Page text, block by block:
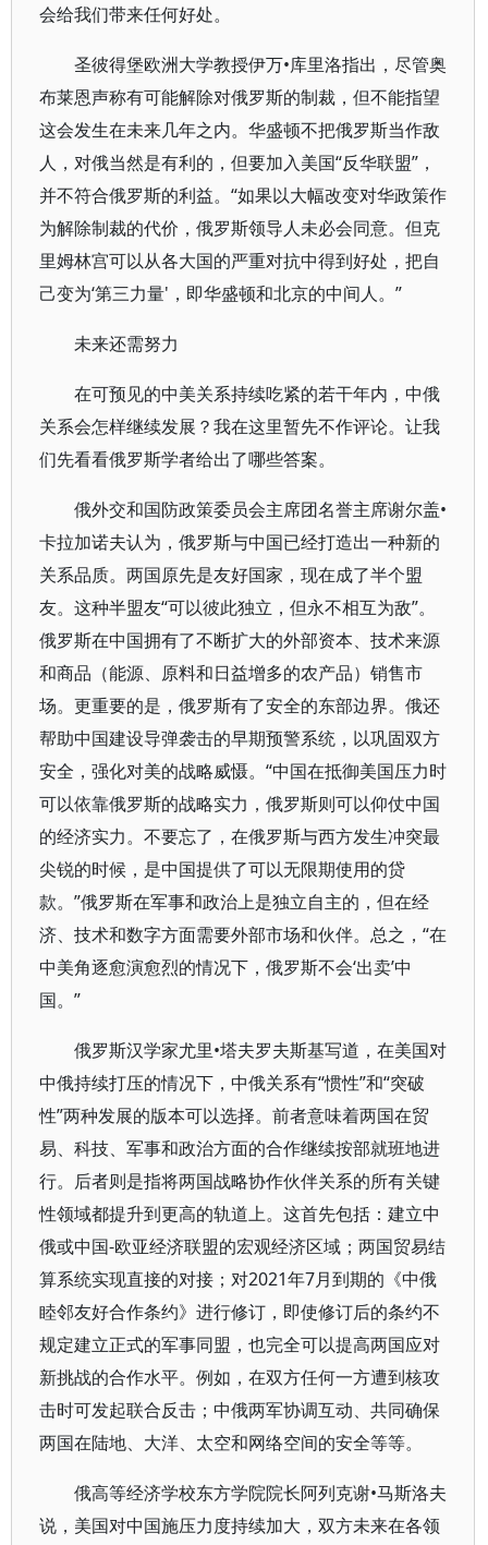
会给我们带来任何好处。
圣彼得堡欧洲大学教授伊万•库里洛指出，尽管奥
布莱恩声称有可能解除对俄罗斯的制裁，但不能指望
这会发生在未来几年之内。华盛顿不把俄罗斯当作敌
人，对俄当然是有利的，但要加入美国“反华联盟”，
并不符合俄罗斯的利益。“如果以大幅改变对华政策作
为解除制裁的代价，俄罗斯领导人未必会同意。但克
里姆林宫可以从各大国的严重对抗中得到好处，把自
己变为‘第三力量'，即华盛顿和北京的中间人。”
未来还需努力
在可预见的中美关系持续吃紧的若干年内，中俄
关系会怎样继续发展？我在这里暂先不作评论。让我
们先看看俄罗斯学者给出了哪些答案。
俄外交和国防政策委员会主席团名誉主席谢尔盖•
卡拉加诺夫认为，俄罗斯与中国已经打造出一种新的
关系品质。两国原先是友好国家，现在成了半个盟
友。这种半盟友“可以彼此独立，但永不相互为敌”。
俄罗斯在中国拥有了不断扩大的外部资本、技术来源
和商品（能源、原料和日益增多的农产品）销售市
场。更重要的是，俄罗斯有了安全的东部边界。俄还
帮助中国建设导弹袭击的早期预警系统，以巩固双方
安全，强化对美的战略威慑。“中国在抵御美国压力时
可以依靠俄罗斯的战略实力，俄罗斯则可以仰仗中国
的经济实力。不要忘了，在俄罗斯与西方发生冲突最
尖锐的时候，是中国提供了可以无限期使用的贷
款。”俄罗斯在军事和政治上是独立自主的，但在经
济、技术和数字方面需要外部市场和伙伴。总之，“在
中美角逐愈演愈烈的情况下，俄罗斯不会‘出卖’中
国。”
俄罗斯汉学家尤里•塔夫罗夫斯基写道，在美国对
中俄持续打压的情况下，中俄关系有“惯性”和“突破
性”两种发展的版本可以选择。前者意味着两国在贸
易、科技、军事和政治方面的合作继续按部就班地进
行。后者则是指将两国战略协作伙伴关系的所有关键
性领域都提升到更高的轨道上。这首先包括：建立中
俄或中国-欧亚经济联盟的宏观经济区域；两国贸易结
算系统实现直接的对接；对2021年7月到期的《中俄
睦邻友好合作条约》进行修订，即使修订后的条约不
规定建立正式的军事同盟，也完全可以提高两国应对
新挑战的合作水平。例如，在双方任何一方遭到核攻
击时可发起联合反击；中俄两军协调互动、共同确保
两国在陆地、大洋、太空和网络空间的安全等等。
俄高等经济学校东方学院院长阿列克谢•马斯洛夫
说，美国对中国施压力度持续加大，双方未来在各领